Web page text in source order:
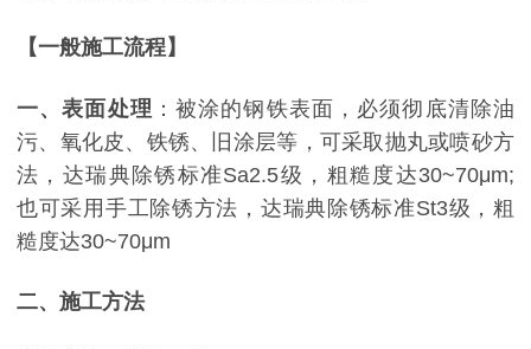
【一般施工流程】
一、表面处理 ：被涂的钢铁表面，必须彻底清除油
污、氧化皮、铁锈、旧涂层等，可采取抛丸或喷砂方
法，达瑞典除锈标准Sa2.5级，粗糙度达30~70μm;
也可采用手工除锈方法，达瑞典除锈标准St3级，粗
糙度达30~70μm
二、施工方法